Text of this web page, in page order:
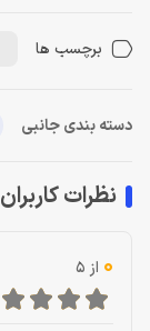
برچسب ها
دسته بندی جانبی
نظرات کاربران
0 از 5